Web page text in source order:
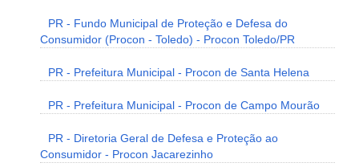
PR - Fundo Municipal de Proteção e Defesa do
Consumidor (Procon - Toledo) - Procon Toledo/PR
PR - Prefeitura Municipal - Procon de Santa Helena
PR - Prefeitura Municipal - Procon de Campo Mourão
PR - Diretoria Geral de Defesa e Proteção ao
Consumidor - Procon Jacarezinho